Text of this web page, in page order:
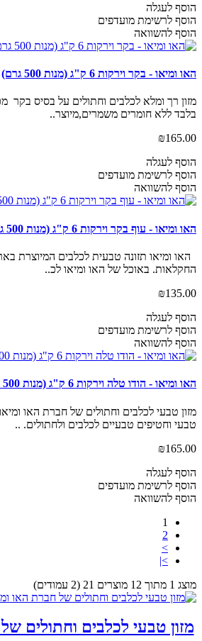
הוסף לעגלה
הוסף לרשימת מועדפים
הוסף להשוואה
האו ומיאו - בקר וירקות 6 ק"ג (מנות 500 גרם)
בלבד ללא חומרים משמרים,מיוצר..
₪165.00
הוסף לעגלה
הוסף לרשימת מועדפים
הוסף להשוואה
האו ומיאו - עוף בקר וירקות 6 ק"ג (מנות 500 גרם)
האו ומיאו תזונה טבעית לכלבים המיוצרת
החקלאות. באוכל של האו ומיאו לכ..
₪135.00
הוסף לעגלה
הוסף לרשימת מועדפים
הוסף להשוואה
האו ומיאו - הודו טלה וירקות 6 ק"ג (מנות 500 גרם)
מזון טבעי לכלבים וחתולים של חברת האו
טבעי וחטיפים טבעיים לכלבים ולחתולים. ..
₪165.00
הוסף לעגלה
הוסף לרשימת מועדפים
הוסף להשוואה
1
2
>
>|
מוצג 1 מתוך 12 מוצרים 21 (2 עמודים)
מזון טבעי לכלבים וחתולים